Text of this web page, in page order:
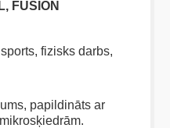
FUSION
fizisks darbs,
papildināts ar